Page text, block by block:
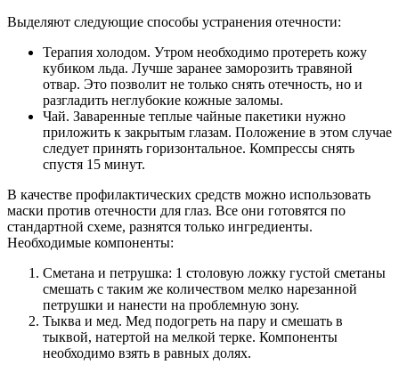
Выделяют следующие способы устранения отечности:
Терапия холодом. Утром необходимо протереть кожу
кубиком льда. Лучше заранее заморозить травяной
отвар. Это позволит не только снять отечность, но и
разгладить неглубокие кожные заломы.
Чай. Заваренные теплые чайные пакетики нужно
приложить к закрытым глазам. Положение в этом случае
следует принять горизонтальное. Компрессы снять
спустя 15 минут.
В качестве профилактических средств можно использовать
маски против отечности для глаз. Все они готовятся по
стандартной схеме, разнятся только ингредиенты.
Необходимые компоненты:
Сметана и петрушка: 1 столовую ложку густой сметаны
смешать с таким же количеством мелко нарезанной
петрушки и нанести на проблемную зону.
Тыква и мед. Мед подогреть на пару и смешать в
тыквой, натертой на мелкой терке. Компоненты
необходимо взять в равных долях.